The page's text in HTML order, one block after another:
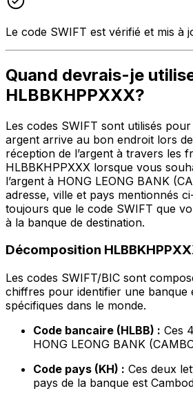
Le code SWIFT est vérifié et mis à
Quand devrais-je
HLBBKHPPXXX?
Les codes SWIFT sont utilisés
argent arrive au bon endroit lors
réception de l’argent à travers les
HLBBKHPPXXX lorsque vous
l’argent à HONG LEONG BANK
adresse, ville et pays mentionnés
toujours que le code SWIFT que
à la banque de destination.
Décomposition
Les codes SWIFT/BIC sont
chiffres pour identifier une banque
spécifiques dans le monde.
Code bancaire (HLBB) : Ces
HONG LEONG BANK
Code pays (KH) : Ces deux
pays de la banque est